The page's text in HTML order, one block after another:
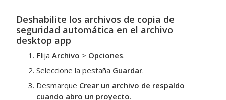
Deshabilite los archivos de copia de
seguridad automática en el archivo
desktop app
Elija Archivo > Opciones.
Seleccione la pestaña Guardar.
Desmarque Crear un archivo de respaldo
cuando abro un proyecto.